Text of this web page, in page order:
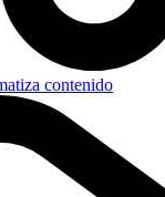
contenido